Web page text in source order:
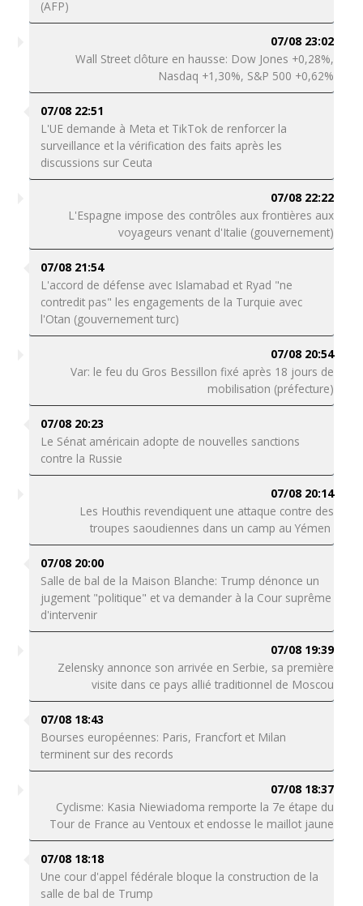
(AFP)
07/08 23:02
Wall Street clôture en hausse: Dow Jones +0,28%,
Nasdaq +1,30%, S&P 500 +0,62%
07/08 22:51
L'UE demande à Meta et TikTok de renforcer la
surveillance et la vérification des faits après les
discussions sur Ceuta
07/08 22:22
L'Espagne impose des contrôles aux frontières aux
voyageurs venant d'Italie (gouvernement)
07/08 21:54
L'accord de défense avec Islamabad et Ryad "ne
contredit pas" les engagements de la Turquie avec
l'Otan (gouvernement turc)
07/08 20:54
Var: le feu du Gros Bessillon fixé après 18 jours de
mobilisation (préfecture)
07/08 20:23
Le Sénat américain adopte de nouvelles sanctions
contre la Russie
07/08 20:14
Les Houthis revendiquent une attaque contre des
troupes saoudiennes dans un camp au Yémen
07/08 20:00
Salle de bal de la Maison Blanche: Trump dénonce un
jugement "politique" et va demander à la Cour suprême
d'intervenir
07/08 19:39
Zelensky annonce son arrivée en Serbie, sa première
visite dans ce pays allié traditionnel de Moscou
07/08 18:43
Bourses européennes: Paris, Francfort et Milan
terminent sur des records
07/08 18:37
Cyclisme: Kasia Niewiadoma remporte la 7e étape du
Tour de France au Ventoux et endosse le maillot jaune
07/08 18:18
Une cour d'appel fédérale bloque la construction de la
salle de bal de Trump